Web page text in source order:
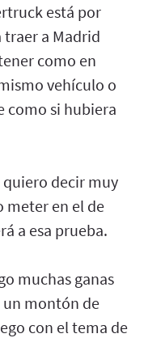
está por
traer a Madrid
como en
vehículo o
como si hubiera
quiero decir muy
meter en el de
a esa prueba.
muchas ganas
un montón de
con el tema de